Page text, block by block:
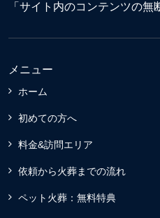
「サイト内のコンテンツの無
メニュー
ホーム
初めての方へ
料金&訪問エリア
依頼から火葬までの流れ
ペット火葬：無料特典